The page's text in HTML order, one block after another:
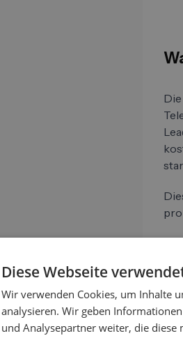
auf
Diese Webseite
Wir verwenden Cookies, um Inhalte
analysieren. Wir geben
und Analysepartner weiter, die